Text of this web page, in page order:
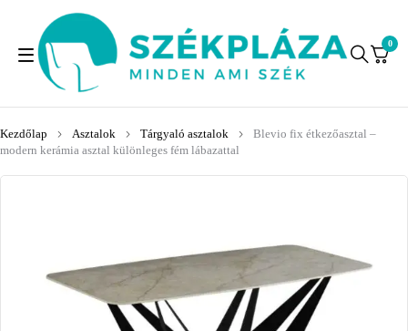
0
Kezdőlap Asztalok Tárgyaló asztalok
Blevio fix étkezőasztal –
modern kerámia asztal különleges fém lábazattal